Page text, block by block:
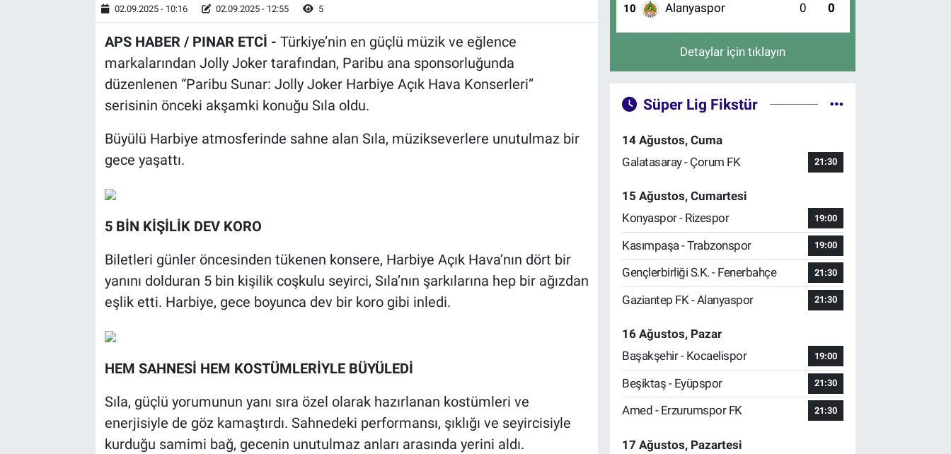
02.09.2025 - 10:16 02.09.2025 - 12:55 5
APS HABER / PINAR ETCİ - Türkiye’nin en güçlü müzik ve eğlence
markalarından Jolly Joker tarafından, Paribu ana sponsorluğunda
düzenlenen “Paribu Sunar: Jolly Joker Harbiye Açık Hava Konserleri”
serisinin önceki akşamki konuğu Sıla oldu.
Büyülü Harbiye atmosferinde sahne alan Sıla, müzikseverlere unutulmaz bir
gece yaşattı.
5 BİN KİŞİLİK DEV KORO
Biletleri günler öncesinden tükenen konsere, Harbiye Açık Hava’nın dört bir
yanını dolduran 5 bin kişilik coşkulu seyirci, Sıla’nın şarkılarına hep bir ağızdan
eşlik etti. Harbiye, gece boyunca dev bir koro gibi inledi.
HEM SAHNESİ HEM KOSTÜMLERİYLE BÜYÜLEDİ
Sıla, güçlü yorumunun yanı sıra özel olarak hazırlanan kostümleri ve
enerjisiyle de göz kamaştırdı. Sahnedeki performansı, şıklığı ve seyircisiyle
kurduğu samimi bağ, gecenin unutulmaz anları arasında yerini aldı.
10 Alanyaspor 0 0
Detaylar için tıklayın
Süper Lig Fikstür
14 Ağustos, Cuma
Galatasaray - Çorum FK
21:30
15 Ağustos, Cumartesi
Konyaspor - Rizespor
19:00
Kasımpaşa - Trabzonspor 19:00
Gençlerbirliği S.K. - Fenerbahçe 21:30
Gaziantep FK - Alanyaspor 21:30
16 Ağustos, Pazar
Başakşehir - Kocaelispor
19:00
Beşiktaş - Eyüpspor 21:30
Amed - Erzurumspor FK 21:30
17 Ağustos, Pazartesi